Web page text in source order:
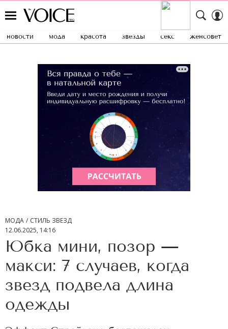
новости мода красота звезды секс женсовет
МОДА
СТИЛЬ ЗВЕЗД
12.06.2025, 14:16
Юбка мини, позор —
макси: 7 случаев, когда
звезд подвела длина
одежды